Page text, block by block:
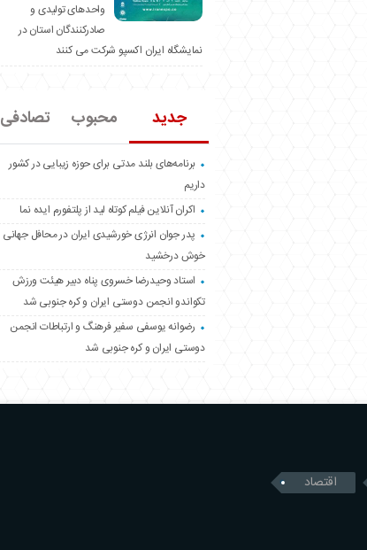
واحدهای تولیدی و
صادرکنندگان استان در
نمایشگاه ایران اکسپو شرکت می کنند
جدید محبوب تصادفی
برنامه‌های بلند مدتی برای حوزه زیبایی در کشور
داریم
اکران آنلاین فیلم کوتاه لید از پلتفورم ایده نما
پدر جوان انرژی خورشیدی ایران در محافل جهانی
خوش درخشید
استاد وحیدرضا خسروی پناه دبیر هیئت ورزش
تکواندو انجمن دوستی ایران و کره جنوبی شد
رضوانه یوسفی سفیر فرهنگ و ارتباطات انجمن
دوستی ایران و کره جنوبی شد
اقتصاد